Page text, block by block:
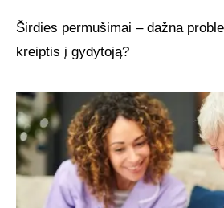
Širdies permušimai – dažna
kreiptis į gydytoją?